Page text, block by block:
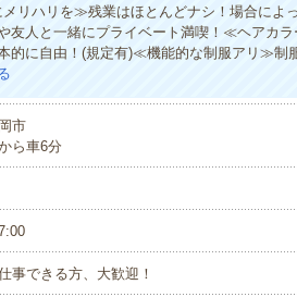
リハリを≫残業はほとんどナシ！場合によ
友人と一緒にプライベート満喫！≪ヘアカ
的に自由！(規定有)≪機能的な制服アリ≫制
市
ら車6分
事できる方、大歓迎！